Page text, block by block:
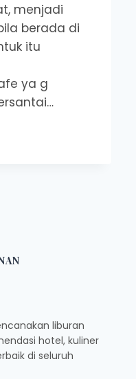
menjadi
berada di
itu
ya g
liburan
hotel, kuliner
di seluruh